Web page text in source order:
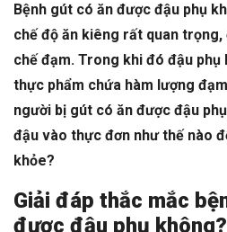
Bệnh gút có ăn được đậu phụ
chế độ ăn kiêng rất quan
chế đạm. Trong khi đó đậu
thực phẩm chứa hàm lượng
người bị gút có ăn được đậu
đậu vào thực đơn như thế nào
khỏe?
Giải đáp thắc mắc
được đậu phụ không?